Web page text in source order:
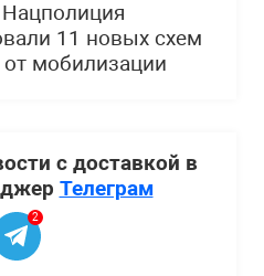
11 новых схем
от мобилизации
с доставкой в
Телеграм
2